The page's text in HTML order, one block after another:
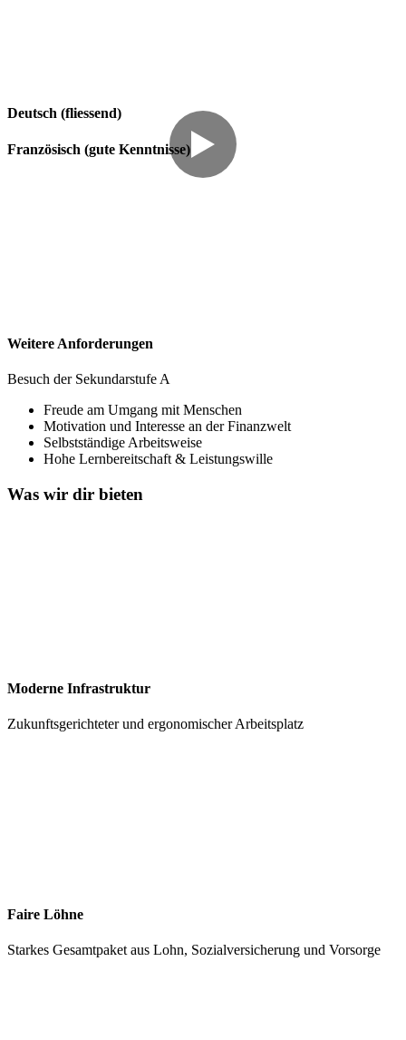
Deutsch (fliessend)
Französisch (gute Kenntnisse)
Weitere Anforderungen
Besuch der Sekundarstufe A
Freude am Umgang mit Menschen
Motivation und Interesse an der Finanzwelt
Selbstständige Arbeitsweise
Hohe Lernbereitschaft & Leistungswille
Was wir dir bieten
Moderne Infrastruktur
Zukunftsgerichteter und ergonomischer Arbeitsplatz
Faire Löhne
Starkes Gesamtpaket aus Lohn, Sozialversicherung und Vorsorge